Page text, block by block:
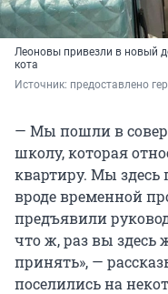
Леоновы привезли в новый
кота
Источник: предоставлено
— Мы пошли в
школу, которая
квартиру. Мы здесь
вроде временной
предъявили
что ж, раз вы здесь
принять», —
поселились на